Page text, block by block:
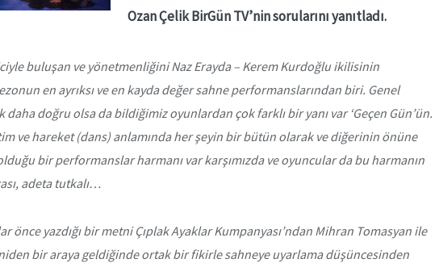
Ozan Çelik BirGün TV’nin sorularını yanıtladı.
buluşan ve yönetmenliğini Naz Erayda – Kerem Kurdoğlu ikilisinin
en ayrıksı ve en kayda değer sahne performanslarından biri. Genel
doğru olsa da bildiğimiz oyunlardan çok farklı bir yanı var ‘Geçen Gün’ün.
ve hareket (dans) anlamında her şeyin bir bütün olarak ve diğerinin önüne
bir performanslar harmanı var karşımızda ve oyuncular da bu harmanın
adeta tutkalı…
önce yazdığı bir metni Çıplak Ayaklar Kumpanyası’ndan Mihran Tomasyan ile
bir araya geldiğinde ortak bir fikirle sahneye uyarlama düşüncesinden